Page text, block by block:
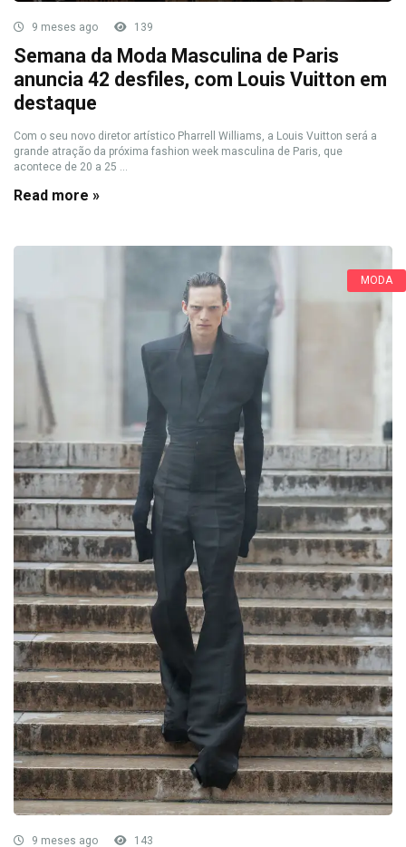
9 meses ago 139
Semana da Moda Masculina de Paris
anuncia 42 desfiles, com Louis Vuitton em
destaque
Com o seu novo diretor artístico Pharrell Williams, a Louis Vuitton será a
grande atração da próxima fashion week masculina de Paris, que
acontece de 20 a 25 ...
Read more »
MODA
9 meses ago 143